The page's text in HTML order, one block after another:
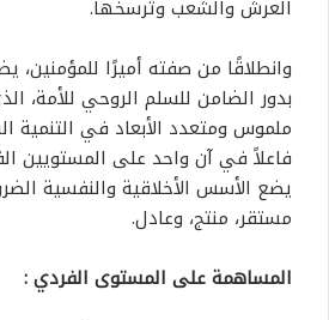
العرش والشعب وتُرسخها.
وانطلاقًا من صفته أميرًا للمؤمنين،
بدور الضامن للسلم الروحي للأمة،
ملموس ومتعدد الأبعاد في التنمية
فاعلاً في آن واحد على المستويين
يضع الأسس الأخلاقية والنفسية
مستقر، منتج، وعادل.
المساهمة على المستوى الفردي :